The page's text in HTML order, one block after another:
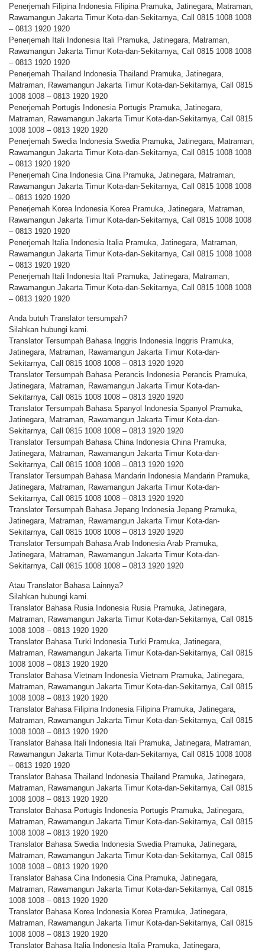
Penerjemah Filipina Indonesia Filipina Pramuka, Jatinegara, Matraman,
Rawamangun Jakarta Timur Kota-dan-Sekitarnya, Call 0815 1008 1008
– 0813 1920 1920
Penerjemah Itali Indonesia Itali Pramuka, Jatinegara, Matraman,
Rawamangun Jakarta Timur Kota-dan-Sekitarnya, Call 0815 1008 1008
– 0813 1920 1920
Penerjemah Thailand Indonesia Thailand Pramuka, Jatinegara,
Matraman, Rawamangun Jakarta Timur Kota-dan-Sekitarnya, Call 0815
1008 1008 – 0813 1920 1920
Penerjemah Portugis Indonesia Portugis Pramuka, Jatinegara,
Matraman, Rawamangun Jakarta Timur Kota-dan-Sekitarnya, Call 0815
1008 1008 – 0813 1920 1920
Penerjemah Swedia Indonesia Swedia Pramuka, Jatinegara, Matraman,
Rawamangun Jakarta Timur Kota-dan-Sekitarnya, Call 0815 1008 1008
– 0813 1920 1920
Penerjemah Cina Indonesia Cina Pramuka, Jatinegara, Matraman,
Rawamangun Jakarta Timur Kota-dan-Sekitarnya, Call 0815 1008 1008
– 0813 1920 1920
Penerjemah Korea Indonesia Korea Pramuka, Jatinegara, Matraman,
Rawamangun Jakarta Timur Kota-dan-Sekitarnya, Call 0815 1008 1008
– 0813 1920 1920
Penerjemah Italia Indonesia Italia Pramuka, Jatinegara, Matraman,
Rawamangun Jakarta Timur Kota-dan-Sekitarnya, Call 0815 1008 1008
– 0813 1920 1920
Penerjemah Itali Indonesia Itali Pramuka, Jatinegara, Matraman,
Rawamangun Jakarta Timur Kota-dan-Sekitarnya, Call 0815 1008 1008
– 0813 1920 1920
Anda butuh Translator tersumpah?
Silahkan hubungi kami.
Translator Tersumpah Bahasa Inggris Indonesia Inggris Pramuka,
Jatinegara, Matraman, Rawamangun Jakarta Timur Kota-dan-
Sekitarnya, Call 0815 1008 1008 – 0813 1920 1920
Translator Tersumpah Bahasa Perancis Indonesia Perancis Pramuka,
Jatinegara, Matraman, Rawamangun Jakarta Timur Kota-dan-
Sekitarnya, Call 0815 1008 1008 – 0813 1920 1920
Translator Tersumpah Bahasa Spanyol Indonesia Spanyol Pramuka,
Jatinegara, Matraman, Rawamangun Jakarta Timur Kota-dan-
Sekitarnya, Call 0815 1008 1008 – 0813 1920 1920
Translator Tersumpah Bahasa China Indonesia China Pramuka,
Jatinegara, Matraman, Rawamangun Jakarta Timur Kota-dan-
Sekitarnya, Call 0815 1008 1008 – 0813 1920 1920
Translator Tersumpah Bahasa Mandarin Indonesia Mandarin Pramuka,
Jatinegara, Matraman, Rawamangun Jakarta Timur Kota-dan-
Sekitarnya, Call 0815 1008 1008 – 0813 1920 1920
Translator Tersumpah Bahasa Jepang Indonesia Jepang Pramuka,
Jatinegara, Matraman, Rawamangun Jakarta Timur Kota-dan-
Sekitarnya, Call 0815 1008 1008 – 0813 1920 1920
Translator Tersumpah Bahasa Arab Indonesia Arab Pramuka,
Jatinegara, Matraman, Rawamangun Jakarta Timur Kota-dan-
Sekitarnya, Call 0815 1008 1008 – 0813 1920 1920
Atau Translator Bahasa Lainnya?
Silahkan hubungi kami.
Translator Bahasa Rusia Indonesia Rusia Pramuka, Jatinegara,
Matraman, Rawamangun Jakarta Timur Kota-dan-Sekitarnya, Call 0815
1008 1008 – 0813 1920 1920
Translator Bahasa Turki Indonesia Turki Pramuka, Jatinegara,
Matraman, Rawamangun Jakarta Timur Kota-dan-Sekitarnya, Call 0815
1008 1008 – 0813 1920 1920
Translator Bahasa Vietnam Indonesia Vietnam Pramuka, Jatinegara,
Matraman, Rawamangun Jakarta Timur Kota-dan-Sekitarnya, Call 0815
1008 1008 – 0813 1920 1920
Translator Bahasa Filipina Indonesia Filipina Pramuka, Jatinegara,
Matraman, Rawamangun Jakarta Timur Kota-dan-Sekitarnya, Call 0815
1008 1008 – 0813 1920 1920
Translator Bahasa Itali Indonesia Itali Pramuka, Jatinegara, Matraman,
Rawamangun Jakarta Timur Kota-dan-Sekitarnya, Call 0815 1008 1008
– 0813 1920 1920
Translator Bahasa Thailand Indonesia Thailand Pramuka, Jatinegara,
Matraman, Rawamangun Jakarta Timur Kota-dan-Sekitarnya, Call 0815
1008 1008 – 0813 1920 1920
Translator Bahasa Portugis Indonesia Portugis Pramuka, Jatinegara,
Matraman, Rawamangun Jakarta Timur Kota-dan-Sekitarnya, Call 0815
1008 1008 – 0813 1920 1920
Translator Bahasa Swedia Indonesia Swedia Pramuka, Jatinegara,
Matraman, Rawamangun Jakarta Timur Kota-dan-Sekitarnya, Call 0815
1008 1008 – 0813 1920 1920
Translator Bahasa Cina Indonesia Cina Pramuka, Jatinegara,
Matraman, Rawamangun Jakarta Timur Kota-dan-Sekitarnya, Call 0815
1008 1008 – 0813 1920 1920
Translator Bahasa Korea Indonesia Korea Pramuka, Jatinegara,
Matraman, Rawamangun Jakarta Timur Kota-dan-Sekitarnya, Call 0815
1008 1008 – 0813 1920 1920
Translator Bahasa Italia Indonesia Italia Pramuka, Jatinegara,